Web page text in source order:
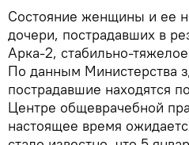
Состояние женщины и ее
дочери, пострадавших в
Арка-2, стабильно-
По данным Министерства
пострадавшие находятся
Центре общеврачебной
настоящее время